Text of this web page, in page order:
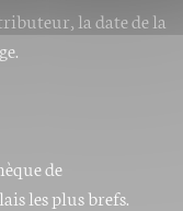
la date de la
de
les plus brefs.